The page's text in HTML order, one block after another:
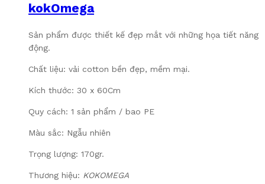
kokOmega
Sản phẩm được thiết kế đẹp mắt với những họa tiết năng
động.
Chất liệu: vải cotton bền đẹp, mềm mại.
Kích thước: 30 x 60Cm
Quy cách: 1 sản phẩm / bao PE
Màu sắc: Ngẫu nhiên
Trọng lượng: 170gr.
Thương hiệu: KOKOMEGA